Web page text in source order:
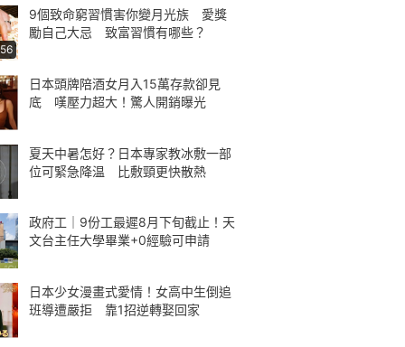
9個致命窮習慣害你變月光族 愛獎
勵自己大忌 致富習慣有哪些？
日本頭牌陪酒女月入15萬存款卻見
底 嘆壓力超大！驚人開銷曝光
夏天中暑怎好？日本專家教冰敷一部
位可緊急降温 比敷頸更快散熱
政府工｜9份工最遲8月下旬截止！天
文台主任大學畢業+0經驗可申請
日本少女漫畫式愛情！女高中生倒追
班導遭嚴拒 靠1招逆轉娶回家